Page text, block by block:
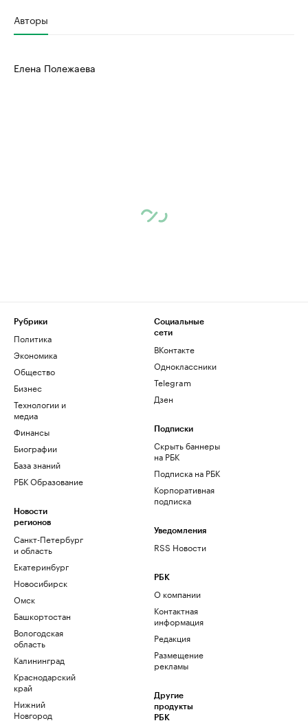
Авторы
Елена Полежаева
Рубрики
Политика
Экономика
Общество
Бизнес
Технологии и
медиа
Финансы
Биографии
База знаний
РБК Образование
Новости
регионов
Санкт-Петербург
и область
Екатеринбург
Новосибирск
Омск
Башкортостан
Вологодская
область
Калининград
Краснодарский
край
Нижний
Новгород
Социальные
сети
ВКонтакте
Одноклассники
Telegram
Дзен
Подписки
Скрыть баннеры
на РБК
Подписка на РБК
Корпоративная
подписка
Уведомления
RSS Новости
РБК
О компании
Контактная
информация
Редакция
Размещение
рекламы
Другие
продукты
РБК